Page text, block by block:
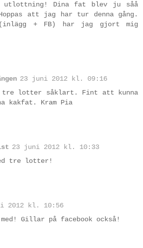
utlottning! Dina fat blev ju såå
att jag har tur denna gång.
+ FB) har jag gjort mig
23 juni 2012 kl. 09:16
lotter såklart. Fint att kunna
kakfat. Kram Pia
23 juni 2012 kl. 10:33
tre lotter!
2012 kl. 10:56
Gillar på facebook också!